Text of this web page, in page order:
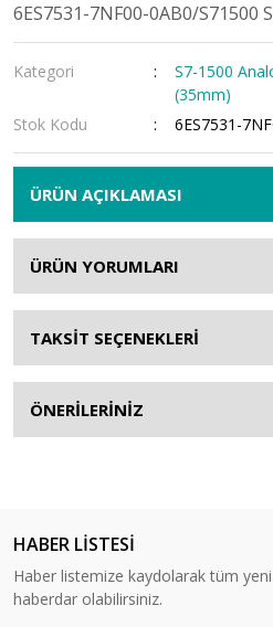
6ES7531-7NF00-0AB0/S71500
Kategori
S7-1500
(35mm)
Stok Kodu
6ES7531-
ÜRÜN AÇIKLAMASI
ÜRÜN YORUMLARI
TAKSİT SEÇENEKLERİ
ÖNERİLERİNİZ
HABER LİSTESİ
Haber listemize kaydolarak tüm
haberdar olabilirsiniz.